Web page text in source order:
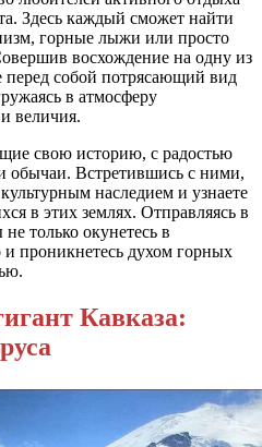
Здесь каждый сможет найти
горные лыжи или просто
восхождение на одну из
перед собой потрясающий вид
в атмосферу
величия.
свою историю, с радостью
обычаи. Встретившись с ними,
наследием и узнаете
в этих землях. Отправляясь в
только окунетесь в
проникнетесь духом горных
Кавказа: